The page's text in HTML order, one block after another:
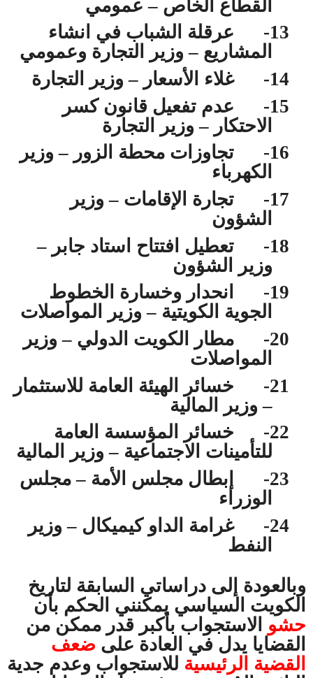
القطاع الخاص – عمومي
13-
عرقلة الشباب في انشاء
المشاريع – وزير التجارة وعمومي
14-
غلاء الأسعار – وزير التجارة
15-
عدم تفعيل قانون كسر
الاحتكار – وزير التجارة
16-
تجاوزات محطة الزور – وزير
الكهرباء
17-
تجارة الإقامات – وزير
الشؤون
18-
تعطيل افتتاح استاد جابر –
وزير الشؤون
19-
انحدار وخسارة الخطوط
الجوية الكويتية – وزير المواصلات
20-
مطار الكويت الدولي – وزير
المواصلات
21-
خسائر الهيئة العامة للاستثمار
– وزير المالية
22-
خسائر المؤسسة العامة
للتأمينات الاجتماعية – وزير المالية
23-
إبطال مجلس الأمة – مجلس
الوزراء
24-
غرامة الداو كيميكال – وزير
النفط
وبالعودة إلى دراساتي السابقة لتاريخ
الكويت السياسي يمكنني الحكم بأن
حشو الاستجواب بأكبر قدر ممكن من
القضايا يدل في العادة على ضعف
القضية الرئيسية للاستجواب وعدم جدية